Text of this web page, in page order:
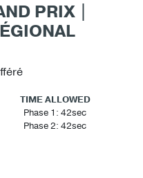
PRIX |
TIME ALLOWED
Phase 1: 42sec
Phase 2: 42sec